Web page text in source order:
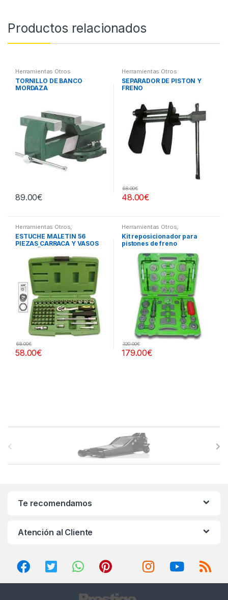
Productos relacionados
Herramientas Otros
TORNILLO DE BANCO
MORDAZA
89.00€
Herramientas Otros
SEPARADOR DE PISTÓN Y
FRENO
48.00€
68.00€
Herramientas Otros,
Herramientas De Mano,
Herramientas De Mano,
Maletines Herramientas,
Extractores, Compresímetros,
ESTUCHE MALETIN 56
PIEZAS CARRACA Y VASOS
58.00€
68.00€
Herramientas Otros,
Herramientas Frenos y
Refrigeración
Kit reposicionador para
pistones de freno
179.00€
320.00€
a
Te recomendamos
Atención al Cliente